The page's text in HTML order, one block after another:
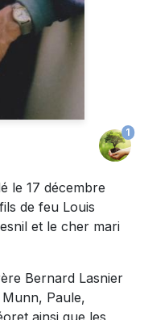
1
le 17 décembre
de feu Louis
et le cher mari
Bernard Lasnier
Munn, Paule,
ainsi que les